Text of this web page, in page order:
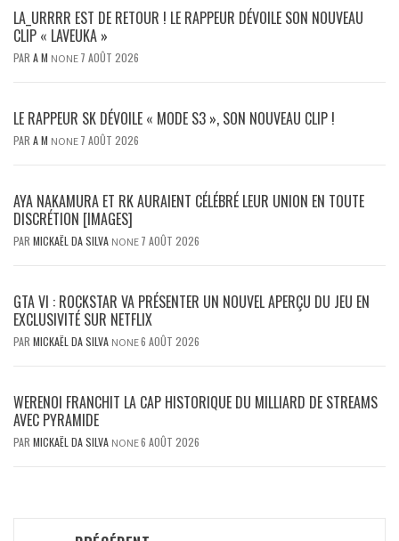
LA_URRRR EST DE RETOUR ! LE RAPPEUR DÉVOILE SON NOUVEAU
CLIP « LAVEUKA »
PAR A M NONE 7 AOÛT 2026
LE RAPPEUR SK DÉVOILE « MODE S3 », SON NOUVEAU CLIP !
PAR A M NONE 7 AOÛT 2026
AYA NAKAMURA ET RK AURAIENT CÉLÉBRÉ LEUR UNION EN TOUTE
DISCRÉTION [IMAGES]
PAR MICKAËL DA SILVA NONE 7 AOÛT 2026
GTA VI : ROCKSTAR VA PRÉSENTER UN NOUVEL APERÇU DU JEU EN
EXCLUSIVITÉ SUR NETFLIX
PAR MICKAËL DA SILVA NONE6 AOÛT 2026
WERENOI FRANCHIT LA CAP HISTORIQUE DU MILLIARD DE STREAMS
AVEC PYRAMIDE
PAR MICKAËL DA SILVA NONE6 AOÛT 2026